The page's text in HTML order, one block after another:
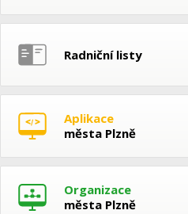
Radniční listy
Aplikace
města Plzně
Organizace
města Plzně